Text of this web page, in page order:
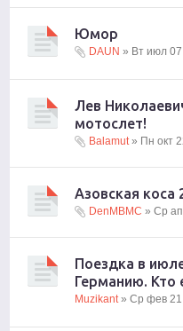
Юмор
DAUN » Вт июл
Лев
мотослет!
Balamut» Пн окт
Азовская коса
DenMBMC » Ср
Поездка в июле
Германию. Кто
Muzikant» Ср фев